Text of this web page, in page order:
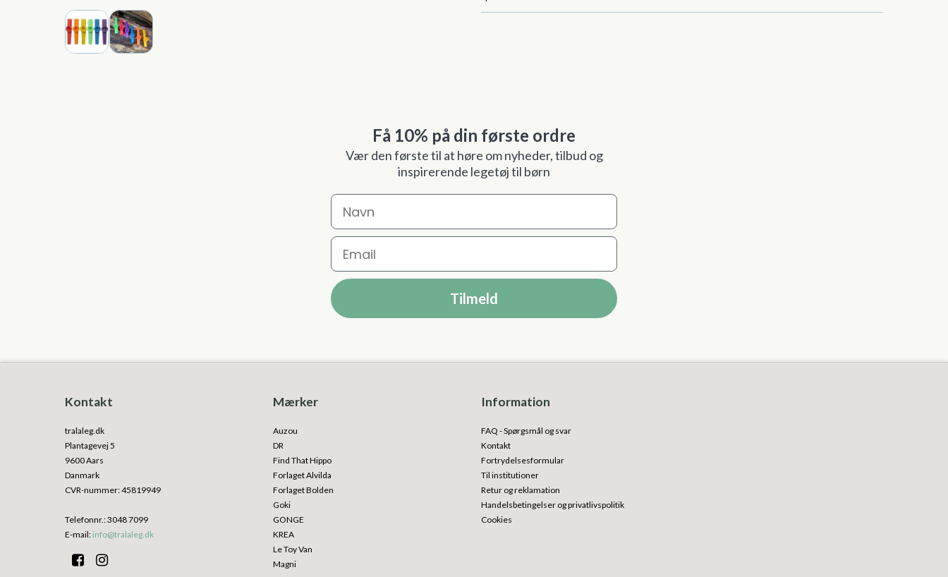
Få 10% på din første ordre
Vær den første til at høre om nyheder, tilbud og
inspirerende legetøj til børn
Navn
Email
Tilmeld
Kontakt
tralaleg.dk
Plantagevej 5
9600 Aars
Danmark
CVR-nummer:45819949
Telefonnr.:3048 7099
E-mail: info@tralaleg.dk
Mærker
Auzou
DR
Find That Hippo
Forlaget Alvilda
Forlaget Bolden
Goki
GONGE
KREA
Le Toy Van
Magni
Information
FAQ - Spørgsmål og svar
Kontakt
Fortrydelsesformular
Til institutioner
Retur og reklamation
Handelsbetingelser og privatlivspolitik
Cookies